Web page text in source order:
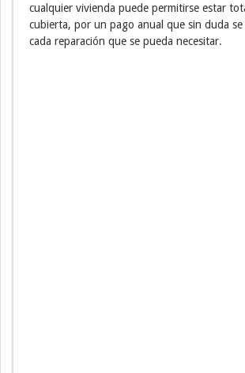
cualquier vivienda puede permitirse estar
cubierta, por un pago anual que sin duda
cada reparación que se pueda necesitar.